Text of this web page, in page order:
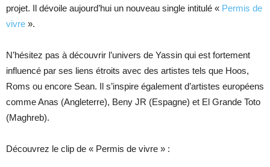
projet. Il dévoile aujourd’hui un nouveau single intitulé « Permis de
vivre ».
N’hésitez pas à découvrir l’univers de Yassin qui est fortement
influencé par ses liens étroits avec des artistes tels que Hoos,
Roms ou encore Sean. Il s’inspire également d’artistes européens
comme Anas (Angleterre), Beny JR (Espagne) et El Grande Toto
(Maghreb).
Découvrez le clip de « Permis de vivre » :